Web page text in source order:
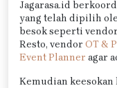
Jagarasa.id
yang telah dipilih
besok seperti vendor
Resto, vendor OT &
Event Planner agar
Kemudian